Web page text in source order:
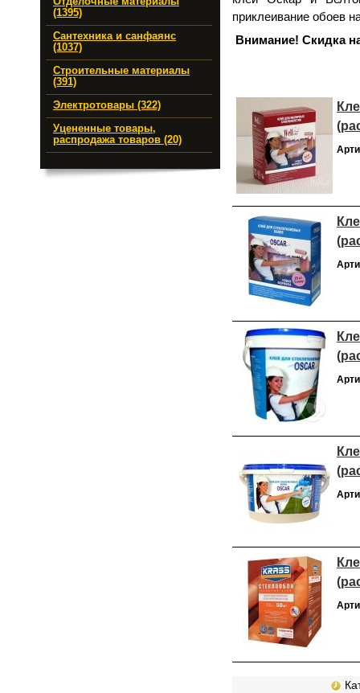
(1395)
Сантехника и санфаянс
(1037)
Строительные материалы
(391)
Электротовары (322)
Уцененные товары,
распродажа товаров (20)
приклеивание обоев
Внимание! Скидка